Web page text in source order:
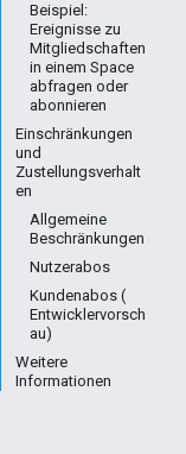
Beispiel:
Ereignisse zu
Mitgliedschaften
in einem Space
abfragen oder
abonnieren
Einschränkungen
und
Zustellungsverhalt
en
Allgemeine
Beschränkungen
Nutzerabos
Kundenabos (
Entwicklervorsch
au)
Weitere
Informationen